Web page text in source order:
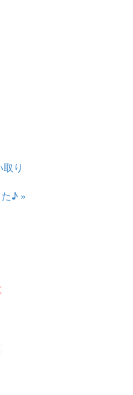
り
♪ »